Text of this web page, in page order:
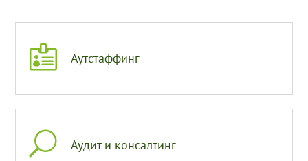
 Аутстаффинг
U Аудит и консалтинг